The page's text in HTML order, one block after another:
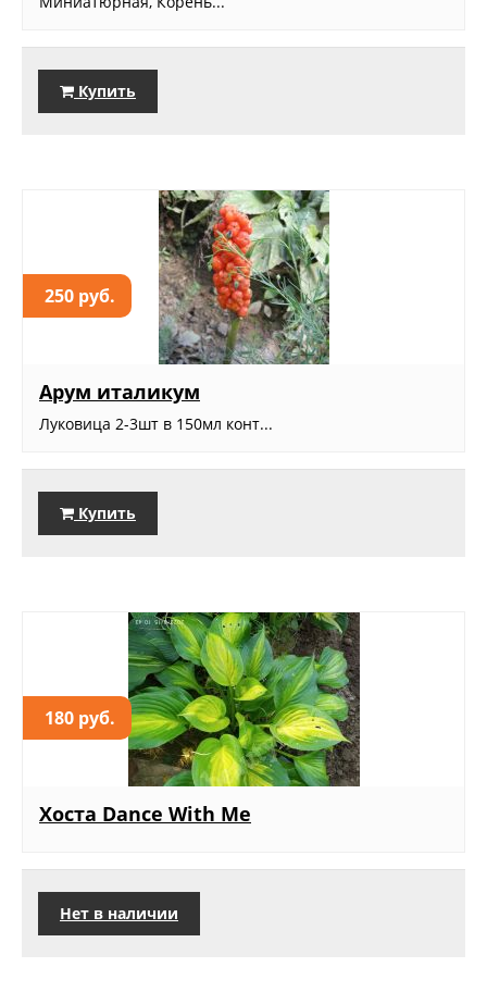
Купить
250 руб.
Арум италикум
Луковица 2-3шт в 150мл конт...
Купить
180 руб.
Хоста Dance With Me
Нет в наличии